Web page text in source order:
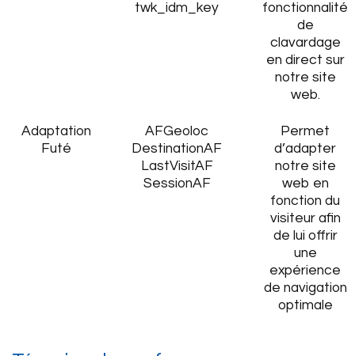
twk_idm_key
fonctionnalité
de
clavardage
en direct sur
notre site
web.
Adaptation
Futé
AFGeoloc
DestinationAF
LastVisitAF
SessionAF
Permet
d’adapter
notre site
web en
fonction du
visiteur afin
de lui offrir
une
expérience
de navigation
optimale